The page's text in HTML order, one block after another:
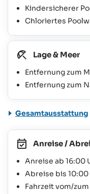
Kindersicherer
Chloriertes
Lage & Meer
Entfernung zum
Entfernung zum
Gesamtausstattung
Anreise /
Anreise ab 16:00
Abreise bis 10:00
Fahrzeit vom/